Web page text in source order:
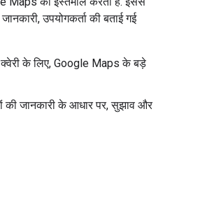
उपयोगकर्ता की बताई गई
के लिए, Google Maps के बड़े
की जानकारी के आधार पर, सुझाव और